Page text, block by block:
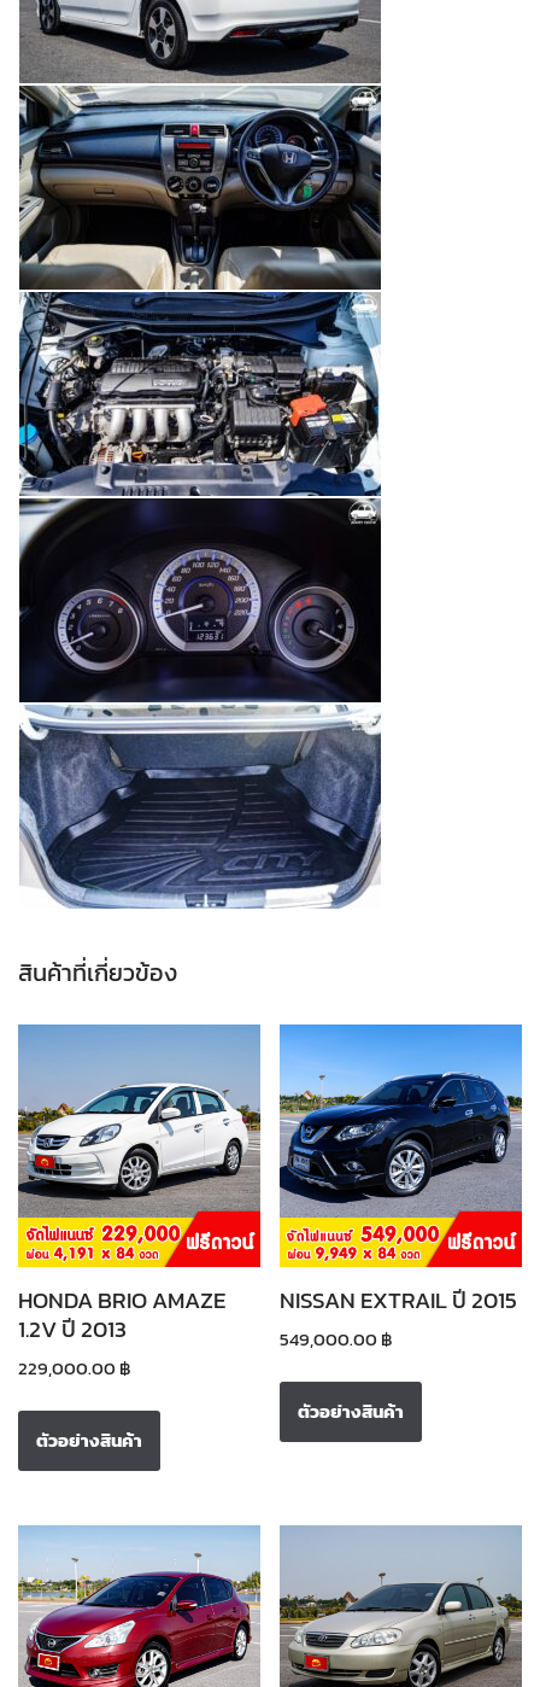
สินค้าที่เกี่ยวข้อง
HONDA BRIO AMAZE
1.2V ปี 2013
229,000.00 ฿
ตัวอย่างสินค้า
NISSAN EXTRAIL ปี 2015
549,000.00 ฿
ตัวอย่างสินค้า